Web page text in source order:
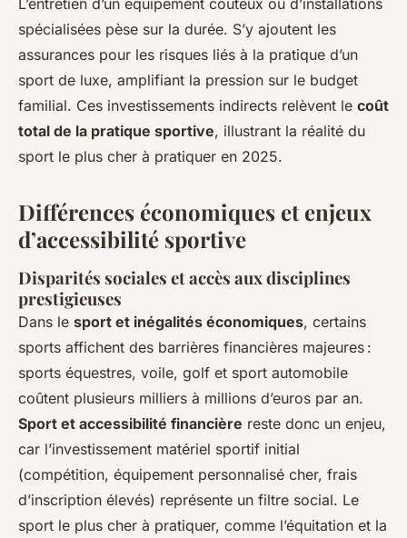
spécialisées pèse sur la durée. S’y ajoutent les
assurances pour les risques liés à la pratique d’un
sport de luxe, amplifiant la pression sur le budget
familial. Ces investissements indirects relèvent le coût
total de la pratique sportive, illustrant la réalité du
sport le plus cher à pratiquer en 2025.
Différences économiques et enjeux
d’accessibilité sportive
Disparités sociales et accès aux disciplines
prestigieuses
Dans le sport et inégalités économiques, certains
sports affichent des barrières financières majeures :
sports équestres, voile, golf et sport automobile
coûtent plusieurs milliers à millions d’euros par an.
Sport et accessibilité financière reste donc un enjeu,
car l’investissement matériel sportif initial
(compétition, équipement personnalisé cher, frais
d’inscription élevés) représente un filtre social. Le
sport le plus cher à pratiquer, comme l’équitation et la